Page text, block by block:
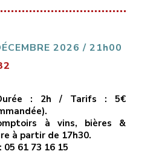
Mac, Lavilliers…) pour leur
2026 / 21h00
: 2h / Tarifs : 5€
à vins, bières &
à partir de 17h30.
61 73 16 15